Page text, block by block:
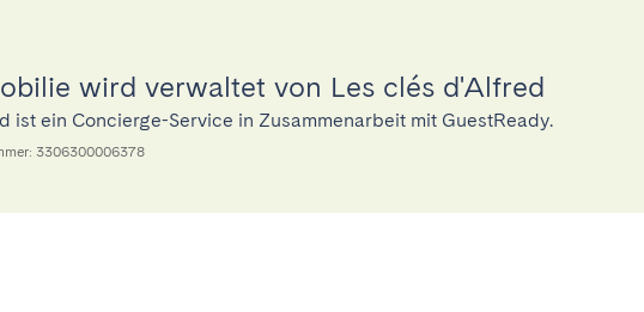
wird verwaltet von Les clés d'Alfred
ist ein Concierge-Service in Zusammenarbeit mit GuestReady.
3306300006378